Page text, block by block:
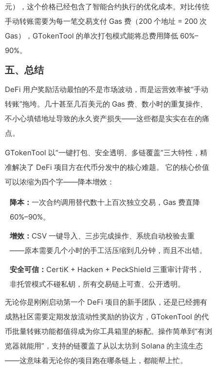
元），这个价格已经包含了智能合约执行的优化成本。对比传统
手动转账需要为每一笔交易支付 Gas 费（200 个地址 = 200 次
Gas），GTokenTool 的单次打包模式能将总费用降低 60%–
90%。
五、总结
DeFi 用户奖励活动最怕的不是市场波动，而是运营效率被“手动
转账”拖垮。几十甚至几百美元的 Gas 费、数小时的重复操作、
不小心填错地址导致的永久资产损失——这些都是实实在在的痛
点。
GTokenTool 以“一键打包、安全透明、多链覆盖”三大特性，精
准解决了 DeFi 项目方在代币分发中的核心难题。 它的核心价值
可以浓缩为四个字——降本增效：
降本： 一次合约调用替代数十上百次独立交易，Gas 费直降
60%–90%。
增效： CSV 一键导入、三步完成操作、系统自动校验去重
——原本需要几个小时的手工活压缩到几分钟，而且不出错。
安全可信： CertiK + Hacken + PeckShield 三重审计背书，
非托管模式不碰私钥，所有交易链上可查、公开透明。
无论你是刚刚启动第一个 DeFi 项目的新手团队，还是已经拥有
成熟社区需要定期发放流动性奖励的协议方，GTokenTool 的代
币批量转账功能都值得成为你工具箱里的标配。操作简单到“有浏
览器就能用”，支持的链覆盖了从以太坊到 Solana 的主流生态
——这意味着无论你的项目跑在哪条链上，都能帮上忙。